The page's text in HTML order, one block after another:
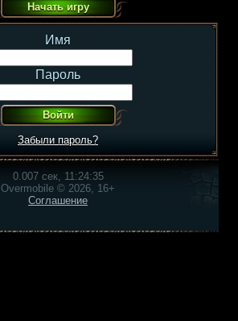
Имя
Пароль
Забыли пароль?
0.007 сек, 11:24:35
Overmobile © 2026, 16+
Соглашение